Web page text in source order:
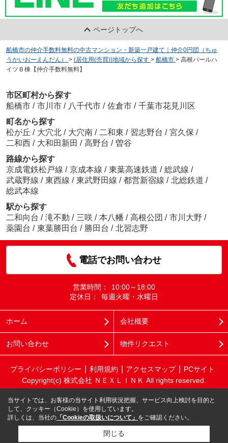
ページトップへ
船橋市の仲介手数料無料の中古マンション・新築一戸建て｜仲介0円団（ちゅ
うかいおーえんだん）
> (居住用(売買))地域から探す > 船橋市 > 高根パールハ
イツＢ棟【仲介手数料無料】
市区町村から探す
船橋市 / 市川市 / 八千代市 / 佐倉市 / 千葉市花見川区
町名から探す
松が丘 / 大穴北 / 大穴南 / 二和東 / 習志野台 / 宮久保 /
二和西 / 大和田新田 / 高野台 / 曽谷
路線から探す
京成電鉄松戸線 / 京成本線 / 東葉高速鉄道 / 総武線 /
武蔵野線 / 東西線 / 東武野田線 / 都営新宿線 / 北総鉄道 /
総武本線
駅から探す
二和向台 / 滝不動 / 三咲 / 本八幡 / 高根公団 / 市川大野 /
薬園台 / 東葉勝田台 / 勝田台 / 北習志野
電話でお問い合わせ
営業時間：
10:00～18:00
定休日：
毎週火曜・水曜日
ホーム 会社概要
お問い合わせ 物件リクエスト
プライバシーポリシー 利用規約 アクセスマップ
PCサイト
Copyright(c) 株式会社 ＮＥＸＬＩＮＫ All rights reserved.
当サイトでは、お客様の当サイト利用状況把握、サービス向上検討を目的と
して、クッキー（Cookie）を使用しています。
詳しくは、当社の 「Cookieの取扱いについて」 をご確認ください。
閉じる